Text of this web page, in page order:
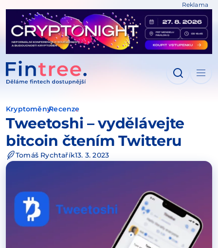
Reklama
KryptoměnyRecenze
Tweetoshi – vydělávejte
bitcoin čtením Twitteru
Tomáš Rychtařík13. 3. 2023